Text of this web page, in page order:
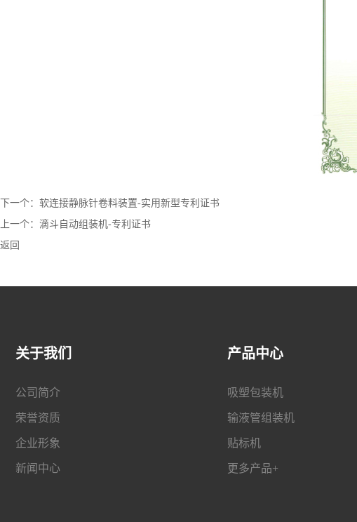
下一个： 软连接静脉针卷料装置-实用新型专利证书
上一个： 滴斗自动组装机-专利证书
返回
关于我们
公司简介
荣誉资质
企业形象
新闻中心
产品中心
吸塑包装机
输液管组装机
贴标机
更多产品+